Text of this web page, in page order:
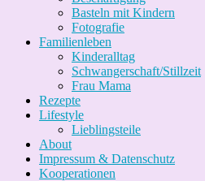
Basteln mit Kindern
Fotografie
Familienleben
Kinderalltag
Schwangerschaft/Stillzeit
Frau Mama
Rezepte
Lifestyle
Lieblingsteile
About
Impressum & Datenschutz
Kooperationen